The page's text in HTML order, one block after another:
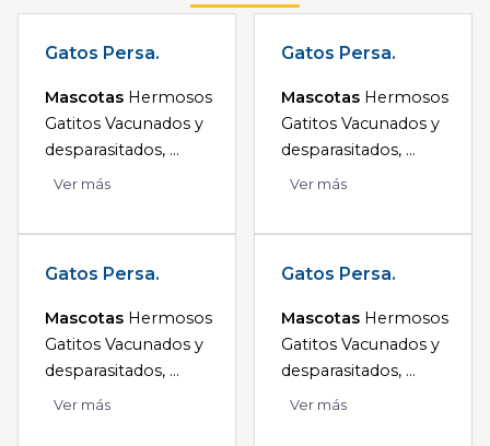
Gatos Persa.
Mascotas Hermosos
Gatitos Vacunados y
desparasitados, ...
Ver más
Gatos Persa.
Mascotas Hermosos
Gatitos Vacunados y
desparasitados, ...
Ver más
Gatos Persa.
Mascotas Hermosos
Gatitos Vacunados y
desparasitados, ...
Ver más
Gatos Persa.
Mascotas Hermosos
Gatitos Vacunados y
desparasitados, ...
Ver más